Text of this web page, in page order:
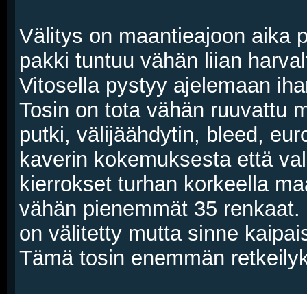
Välitys on maantieajoon aika
pakki tuntuu vähän liian
Vitosella pystyy ajelemaan
Tosin on tota vähän ruuvattu
putki, välijäähdytin, bleed,
kaverin kokemuksesta että
kierrokset turhan korkeella
vähän pienemmät 35
on välitetty mutta sinne
Tämä tosin enemmän